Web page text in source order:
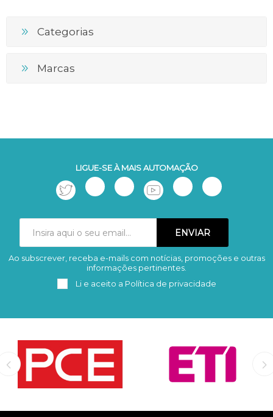
Categorias
Marcas
LIGUE-SE À MAIS AUTOMAÇÃO
Subscrever Remover
Ao subscrever, receba e-mails com notícias, promoções e outras
informações pertinentes.
Li e aceito a Política de privacidade